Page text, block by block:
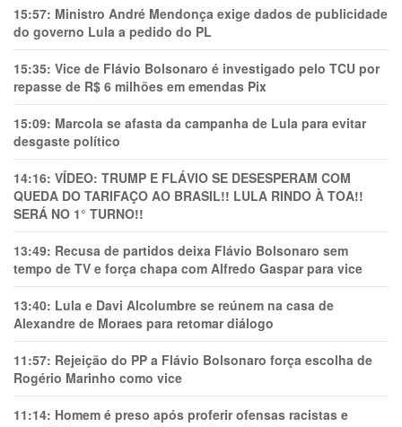
15:57: Ministro André Mendonça exige dados de publicidade
do governo Lula a pedido do PL
15:35: Vice de Flávio Bolsonaro é investigado pelo TCU por
repasse de R$ 6 milhões em emendas Pix
15:09: Marcola se afasta da campanha de Lula para evitar
desgaste político
14:16: VÍDEO: TRUMP E FLÁVIO SE DESESPERAM COM
QUEDA DO TARIFAÇO AO BRASIL!! LULA RINDO À TOA!!
SERÁ NO 1° TURNO!!
13:49: Recusa de partidos deixa Flávio Bolsonaro sem
tempo de TV e força chapa com Alfredo Gaspar para vice
13:40: Lula e Davi Alcolumbre se reúnem na casa de
Alexandre de Moraes para retomar diálogo
11:57: Rejeição do PP a Flávio Bolsonaro força escolha de
Rogério Marinho como vice
11:14: Homem é preso após proferir ofensas racistas e